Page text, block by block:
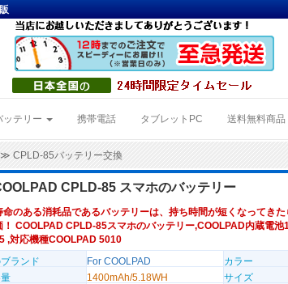
ッテリー 携帯電話 タブレットPC 送料無料商品
≫ CPLD-85バッテリー交換
CPLD-85 スマホのバッテリー
命のある消耗品であるバッテリーは、持ち時間が短くなってき
！ COOLPAD CPLD-85スマホのバッテリー,COOLPAD内蔵電
,対応機種COOLPAD 5010
ランド
For COOLPAD カラー
1400mAh/5.18WH
サイズ